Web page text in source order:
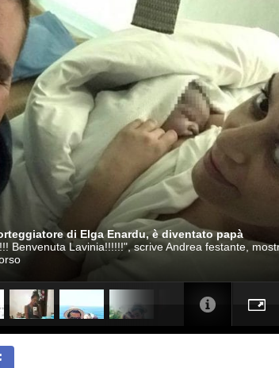
di Elga Enardu, è diventato papà
Benvenuta Lavinia!!!!!!", scrive Andrea festante,